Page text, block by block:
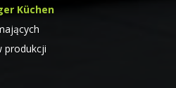
Küchen
produkcji